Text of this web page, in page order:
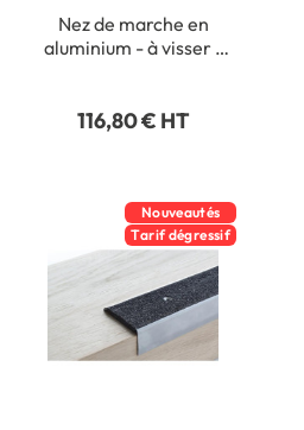
Nez de marche en
aluminium - à visser -
116,80 € HT
Nouveautés
Tarif dégressif